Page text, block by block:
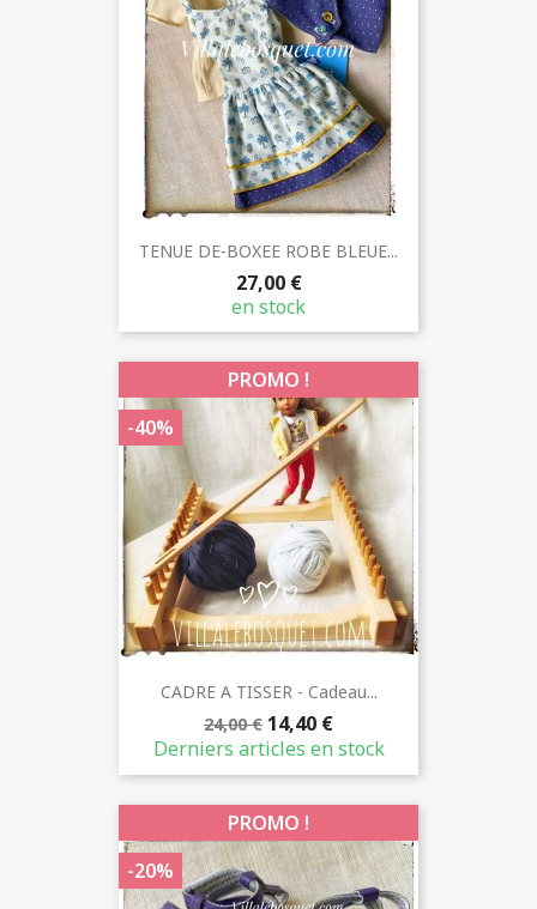
TENUE DE-BOXEE ROBE BLEUE...
27,00 €
en stock
CADRE A TISSER - Cadeau...
24,00 € 14,40 €
Derniers articles en stock
PROMO !
-40%
PROMO !
-20%